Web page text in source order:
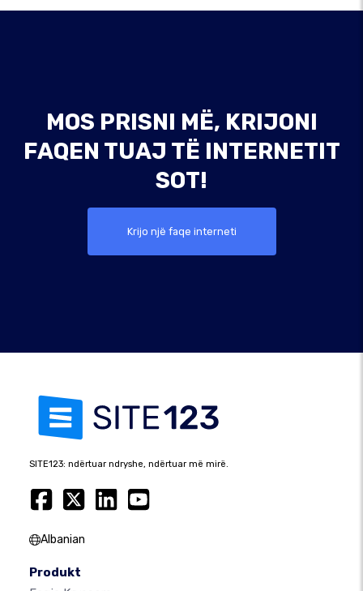
MOS PRISNI MË, KRIJONI
FAQEN TUAJ TË INTERNETIT
SOT!
Krijo një faqe interneti
SITE123: ndërtuar ndryshe, ndërtuar më mirë.
Albanian
Produkt